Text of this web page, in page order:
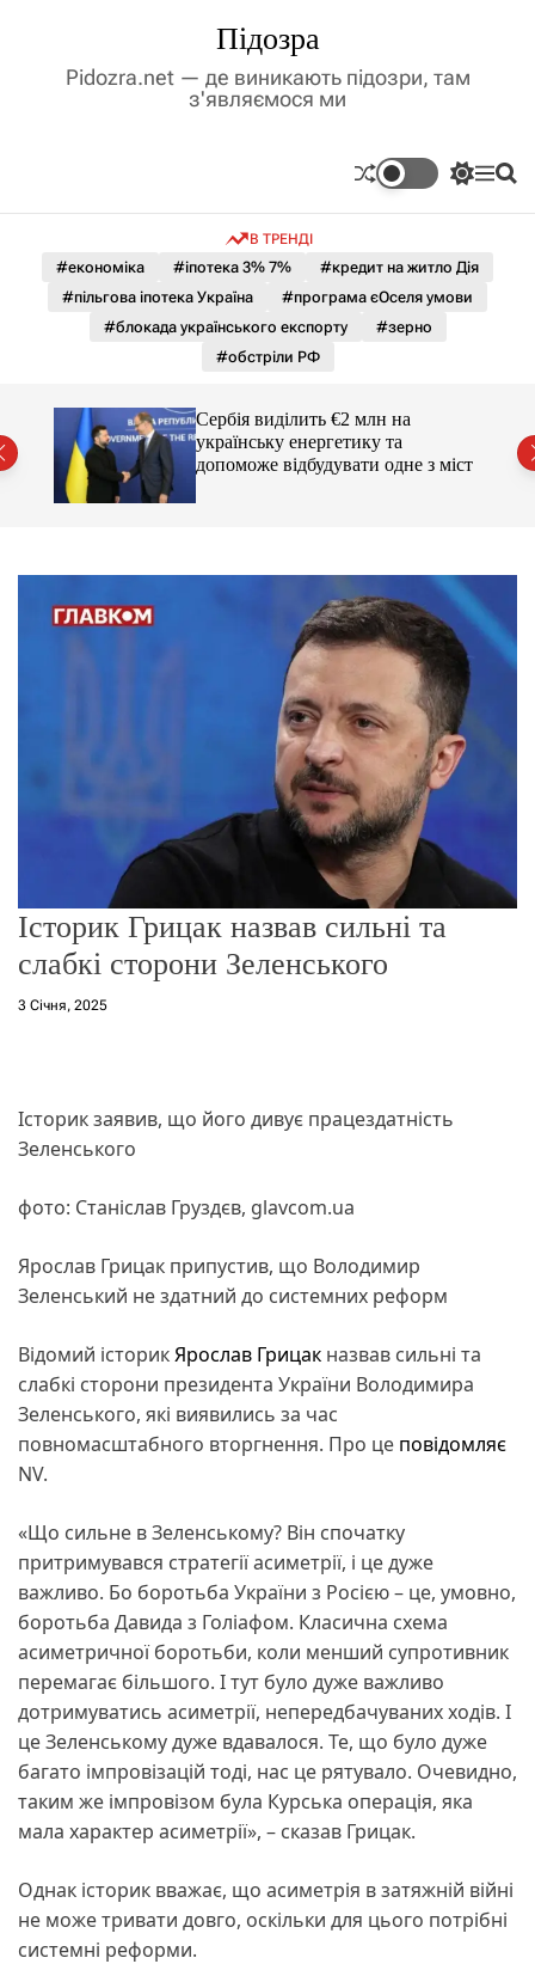
Підозра
Pidozra.net — де виникають підозри, там
з'являємося ми
П
м
к
а
р
е
ж
и
м
у
М П
В ТРЕНДІ
#економіка #іпотека 3% 7%
#кредит на житло Дія
#пільгова іпотека Україна
#програма єОселя умови
#блокада українського експорту
#зерно
#обстріли РФ
Сербія виділить €2 млн на
українську енергетику та
допоможе відбудувати одне з міст
Історик Грицак назвав сильні та
слабкі сторони Зеленського
3 Січня, 2025
Історик заявив, що його дивує працездатність
Зеленського
фото: Станіслав Груздєв, glavcom.ua
Ярослав Грицак припустив, що Володимир
Зеленський не здатний до системних реформ
Відомий історикЯрослав Грицак назвав сильні та
слабкі сторони президента України Володимира
Зеленського, які виявились за час
повномасштабного вторгнення. Про це повідомляє
NV.
«Що сильне в Зеленському? Він спочатку
притримувався стратегії асиметрії, і це дуже
важливо. Бо боротьба України з Росією – це, умовно,
боротьба Давида з Голіафом. Класична схема
асиметричної боротьби, коли менший супротивник
перемагає більшого. І тут було дуже важливо
дотримуватись асиметрії, непередбачуваних ходів. І
це Зеленському дуже вдавалося. Те, що було дуже
багато імпровізацій тоді, нас це рятувало. Очевидно,
таким же імпровізом була Курська операція, яка
мала характер асиметрії», – сказав Грицак.
Однак історик вважає, що асиметрія в затяжній війні
не може тривати довго, оскільки для цього потрібні
системні реформи.